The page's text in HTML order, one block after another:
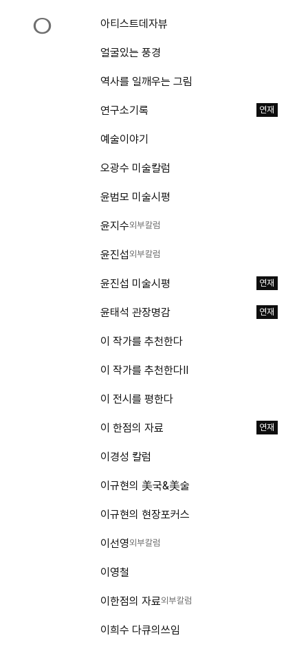
ㅇ 아티스트데자뷰
얼굴있는 풍경
역사를 일깨우는 그림
연구소기록 연재
예술이야기
오광수 미술칼럼
윤범모 미술시평
윤지수외부칼럼
윤진섭외부칼럼
윤진섭 미술시평 연재
윤태석 관장명감 연재
이 작가를 추천한다
이 작가를 추천한다Ⅱ
이 전시를 평한다
이 한점의 자료 연재
이경성 칼럼
이규현의 美국&美술
이규현의 현장포커스
이선영외부칼럼
이영철
이한점의 자료외부칼럼
이희수 다큐의쓰임